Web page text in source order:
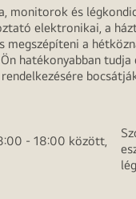
monitorok és
elektronikai, a
megszépíteni a
hatékonyabban
- 18:00 között,